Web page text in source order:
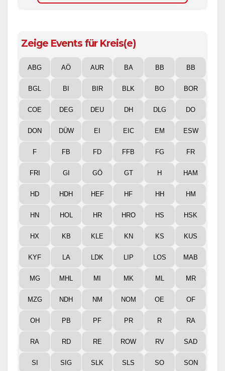
Zeige Events für Kreis(e)
ABG AÖ AUR BA BB BB
BGL BI BIR BLK BO BOR
COE DEG DEU DH DLG DO
DON DÜW EI EIC EM ESW
F FB FD FFB FG FR
FRI GI GÖ GT H HAM
HD HDH HEF HF HH HM
HN HOL HR HRO HS HSK
HX KB KLE KN KS KUS
KYF LA LDK LIP LOS MAB
MG MHL MI MK ML MR
MZG NDH NM NOM OE OF
OH PB PF PR R RA
RA RD RE ROW RV SAD
SI SIG SLK SLS SO SON